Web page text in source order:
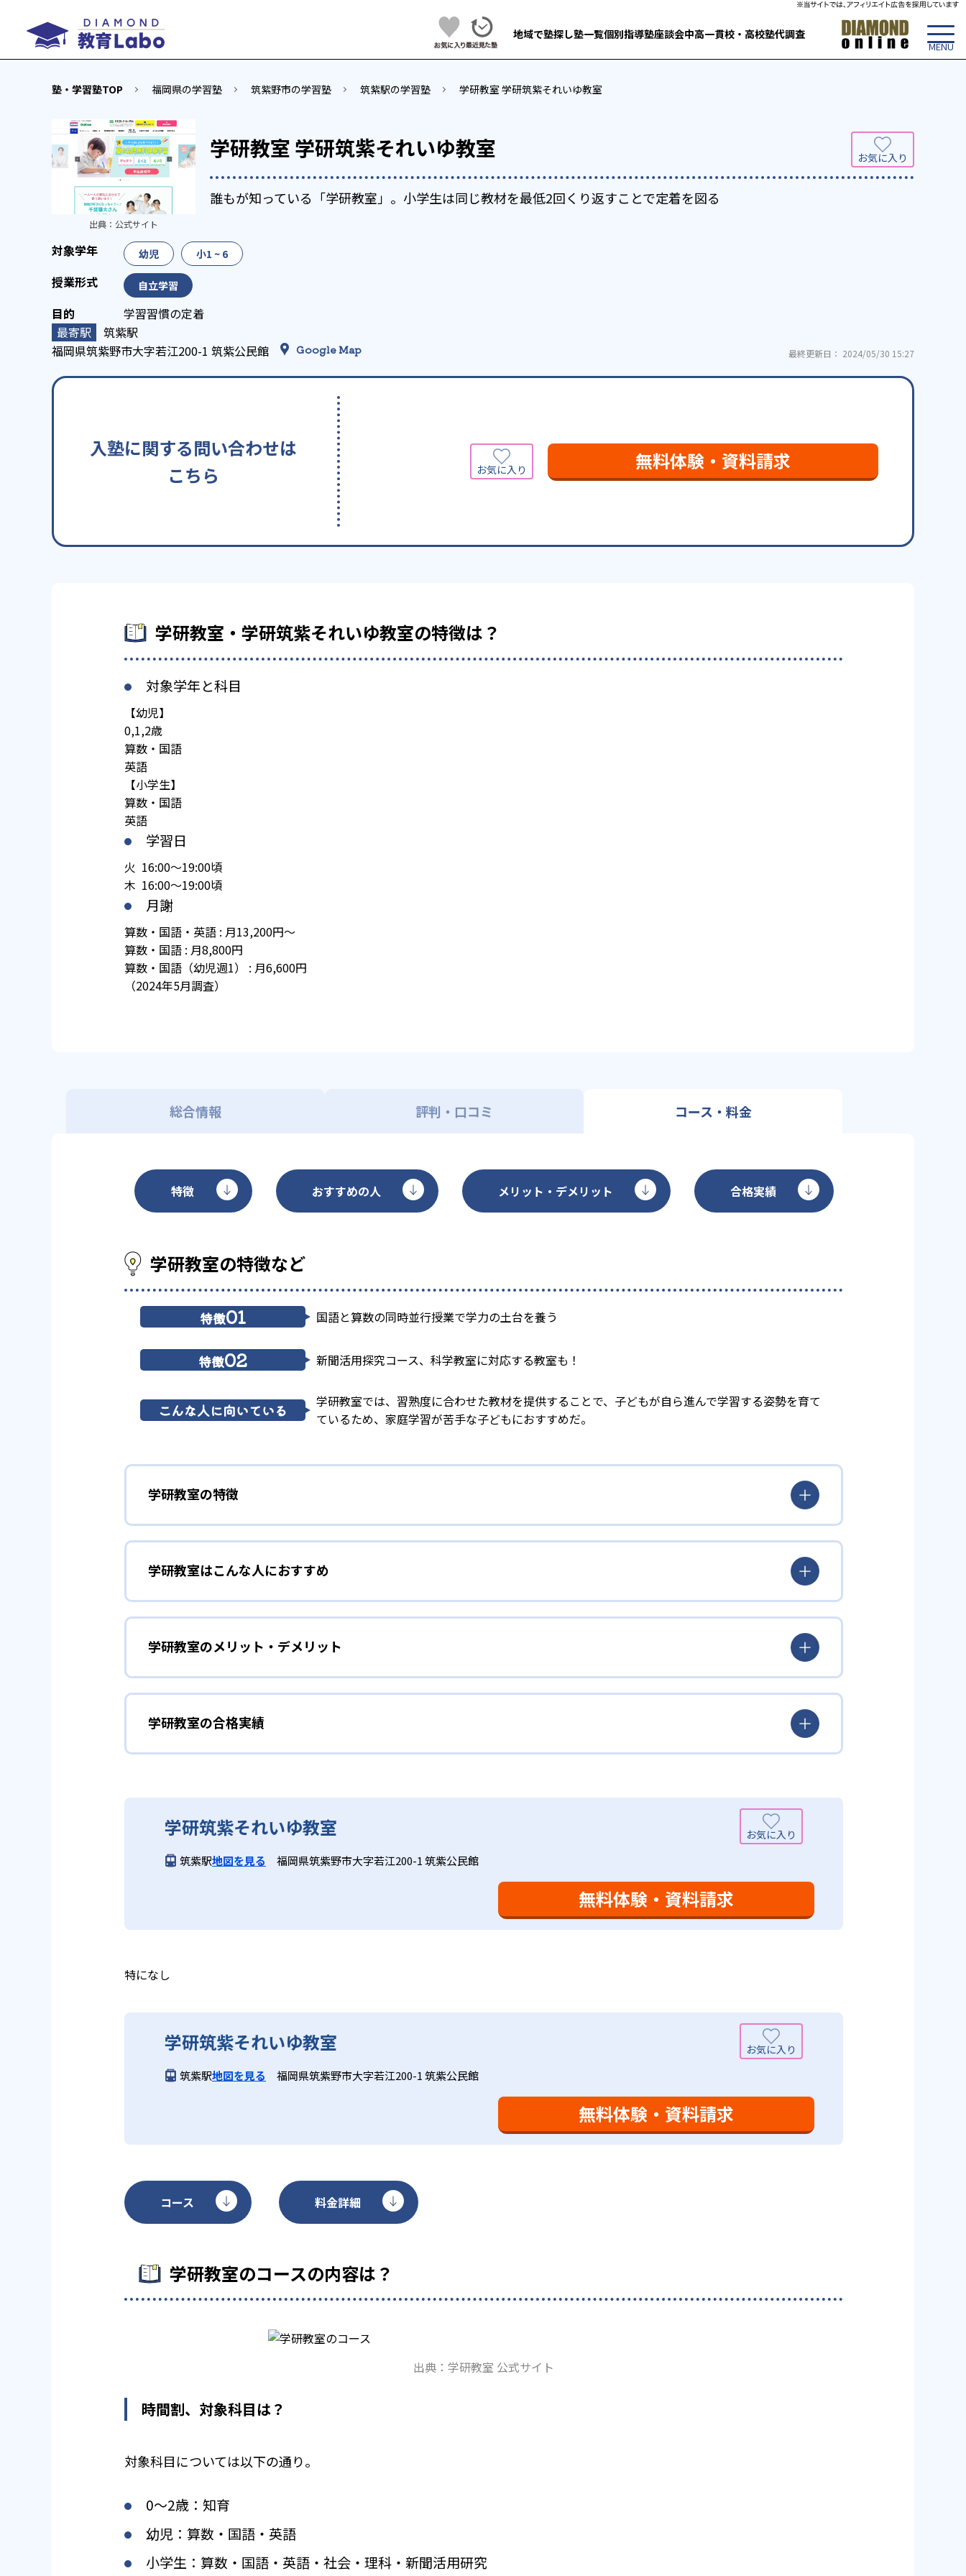
地域で塾探し塾一覧個別指導塾座談会中高一貫校・高校塾代調査
塾・学習塾TOP 福岡県の学習塾 筑紫野市の学習塾 筑紫駅の学習塾 学研教室 学研筑紫それいゆ教室
学研教室 学研筑紫それいゆ教室
誰もが知っている「学研教室」。小学生は同じ教材を最低2回くり返すことで定着を図る
出典： 公式サイト
幼児 小1 ~ 6
自立学習
学習習慣の定着
筑紫駅
福岡県筑紫野市大字若江200-1 筑紫公民館
Google Map 最終更新日： 2024/05/30 15:27
入塾に関する問い合わせは
こちら
無料体験・資料請求
学研教室・学研筑紫それいゆ教室の特徴は？
対象学年と科目
【幼児】
0,1,2歳
算数・国語
英語
【小学生】
算数・国語
英語
学習日
火 16:00～19:00頃
木 16:00～19:00頃
月謝
算数・国語・英語 : 月13,200円～
算数・国語 : 月8,800円
算数・国語（幼児週1） : 月6,600円
（2024年5月調査）
総合情報 評判・口コミ コース・料金
特徴 おすすめの人 メリット・デメリット 合格実績
学研教室の特徴など
特徴01 国語と算数の同時並行授業で学力の土台を養う
特徴02 新聞活用探究コース、科学教室に対応する教室も！
こんな人に向いている
学研教室では、習熟度に合わせた教材を提供することで、子どもが自ら進んで学習する姿勢を育て
ているため、家庭学習が苦手な子どもにおすすめだ。
学研教室の特徴
01 3歳から高校生まで「無学年方式」で個別指導
学研教室は、0･1･2歳から高校生までを対象として個別指導を行っている。学校の進度や学年にとらわれず、生徒の理解度を最優
先して学習を進める「無学年方式」を採用していることが特徴だ。この「無学年方式」では、生徒が個々のペースで学習すること
ができるため、一度立ち止まってわからないところをしっかり学習したり、余裕がある場合はどんどん先取り学習を進めたりする
02 生徒それぞれに最適化された学習計画を設計
学研教室の個別指導では、生徒一人ひとりの学力／適性をしっかり把握した上で学習の出発点を定め、生徒に最適化された学習計
画を設計する。また、生徒それぞれに最適な教材を提供すると共に、適切なアドバイスも実施。少しずつレベルアップするスモー
ルステップの教材となっているので、つまずくことなく、無理なく無駄なく学習ができる。「自分から進んで学習する」姿勢や態
03 週2回の教室学習と毎日の家庭学習
学研教室では、週2回の教室学習と毎日の家庭学習（宿題学習）の相乗効果を活かす形で生徒の学力向上を進める。週2回の教室学
供し、学習の習慣化と学力の定着を図っている。進度が早い子供は先取り学習も可能だ。
学研教室はこんな人におすすめ
勉強全体の底力を上げたい人向け
学研教室は、生徒の「わかった！」を重視する形で個別指導を行っている。無理なく学習を進められるよう「無学年方式」を採用
しており、わからない問題がある場合は立ち止まってじっくりと学習することができる。また、覚えた知識の量などで測りやすい
「見える力」だけでなく、学習に取り組む根気や意欲など「見えない力」の育成も重視。そのため、勉強全体の底力のようなもの
を向上させたい人に向いている。
てて考える力の育成を、国語では全ての学力の土台となる「読む力」「書く力」の育成に力を入れている。また、この2教科を切
り離さず、くり返し学習と毎日の家庭学習で学習させている。そのため、算数（数学）と国語の基礎力を上げたい人に向いてい
る。
長時間の勉強が苦手な人向け
学研教室では、小学生については、1回の学習時間を30～50分程度と設定している。この時間設定は、子どもが集中して学習でき
る時間が通常「学年×10分±10分」と考えられていることに由来するものだ。この限界を超えて勉強しても学習の効果は上がらな
学研教室のメリット・デメリット
どんなメリットがある？
学研教室が持つ最大のメリットは、学研の教材開発ノウハウを結集して制作した学習
教材を使用している点だ。この教材は、学習指導要領の内容を全てカバーしており、学校の勉強がよくわかるというもの。基礎か
ら応用まで、少しずつステップアップしながら身につけることができ、基礎固めから先取り学習まで対応している。算数と国語を
ている。
学研教室の先生は、研修会や勉強会で日々指導スキルを研鑽している。「子どもたちに学ぶ喜びを」「自信を」「生きる力を」と
いう理念のもとで生徒一人ひとりに向き合っており、生徒それぞれの「できるところ」「良いところ」を見つけて褒めるところか
ら学習をスタートする。この指導により生徒の「やる気」を引き出し、無理のない学習と確実な学力向上を進めている。また講師
は、最新の教育情報にも精通しており、学習相談や教育相談、保護者とのコミュニケーションにも対応している。
学研教室では、楽しく生き生きと学ぶことも重視している。人と人との触れ合いの中で学びを深めることにより、知・情・意のバ
学研教室のデメリットとしては、基礎をより重視している分、生徒によっては物足りなく感じる可能性がある点だろう。相性が気
学研教室の合格実績
学研教室の合格実績は、公式サイトでは公開されていない。
学研筑紫それいゆ教室
筑紫駅地図を見る 福岡県筑紫野市大字若江200-1 筑紫公民館
無料体験・資料請求
特になし
学研筑紫それいゆ教室
筑紫駅地図を見る 福岡県筑紫野市大字若江200-1 筑紫公民館
無料体験・資料請求
コース 料金詳細
学研教室のコースの内容は？
出典：学研教室 公式サイト
時間割、対象科目は？
対象科目については以下の通り。
0〜2歳：知育
幼児：算数・国語・英語
小学生：算数・国語・英語・社会・理科・新聞活用研究